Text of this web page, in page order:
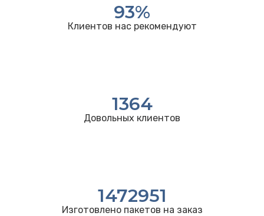
93%
Клиентов нас рекомендуют
1364
Довольных клиентов
1472951
Изготовлено пакетов на заказ